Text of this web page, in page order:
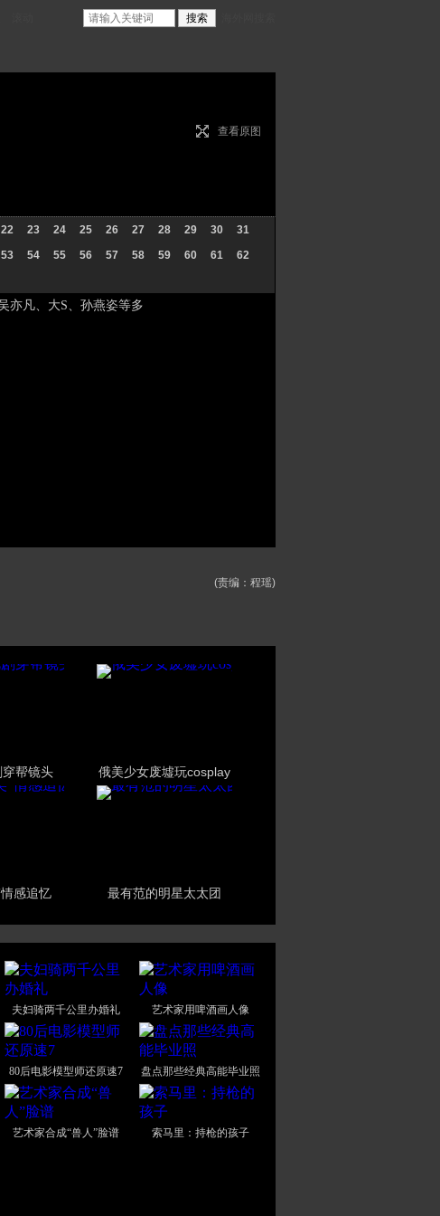
查看原图
22 23 24 25 26 27 28 29 30
31
53 54 55 56 57 58 59 60 61
62
亦凡、大S、孙燕姿等多
(责编：程瑶)
帮镜头 俄美少女废墟玩cosplay
感追忆 最有范的明星太太团
夫妇骑两千公里办婚礼 艺术家用啤酒画人像
80后电影模型师还原速7 盘点那些经典高能毕业照
艺术家合成“兽人”脸谱 索马里：持枪的孩子